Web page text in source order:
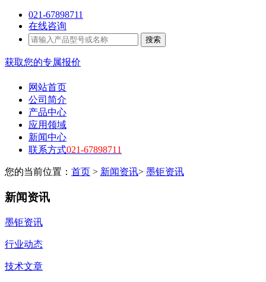
021-67898711
在线咨询
搜索
获取您的专属报价
网站首页
公司简介
产品中心
应用领域
新闻中心
联系方式021-67898711
您的当前位置： 首页 > 新闻资讯> 墨钜资讯
新闻资讯
墨钜资讯
行业动态
技术文章